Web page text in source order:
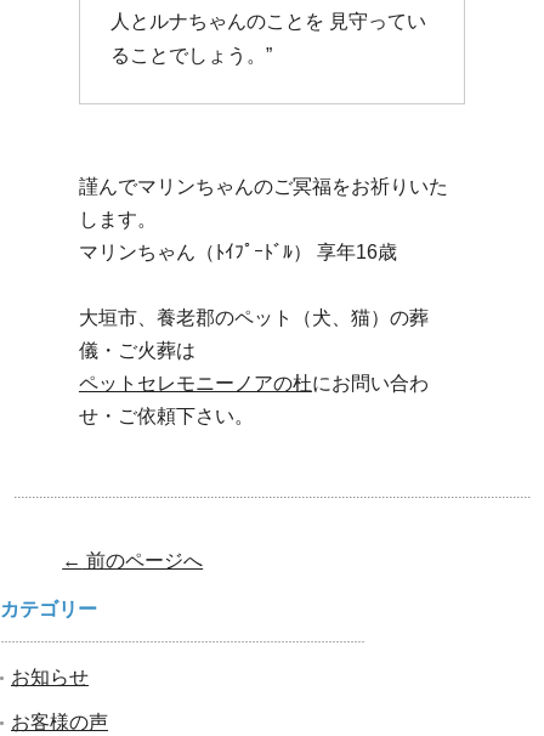
人とルナちゃんのことを 見守ってい
ることでしょう。”
謹んでマリンちゃんのご冥福をお祈りいた
します。
マリンちゃん（ﾄｲﾌﾟｰﾄﾞﾙ） 享年16歳
大垣市、養老郡のペット（犬、猫）の葬
儀・ご火葬は
ペットセレモニーノアの杜にお問い合わ
せ・ご依頼下さい。
Post navigation
← 前のページへ
カテゴリー
お知らせ
お客様の声